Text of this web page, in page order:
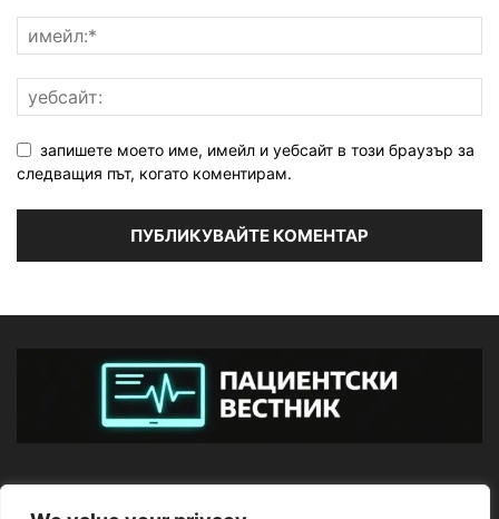
запишете моето име, имейл и уебсайт в този браузър за
следващия път, когато коментирам.